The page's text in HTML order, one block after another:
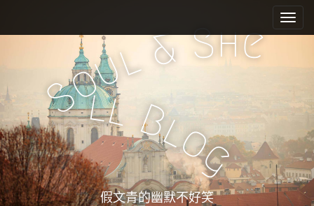
e
n
u
i
c
n
t
e
n
t
Soul&She
ll Bl
og
假文青的幽默不好笑